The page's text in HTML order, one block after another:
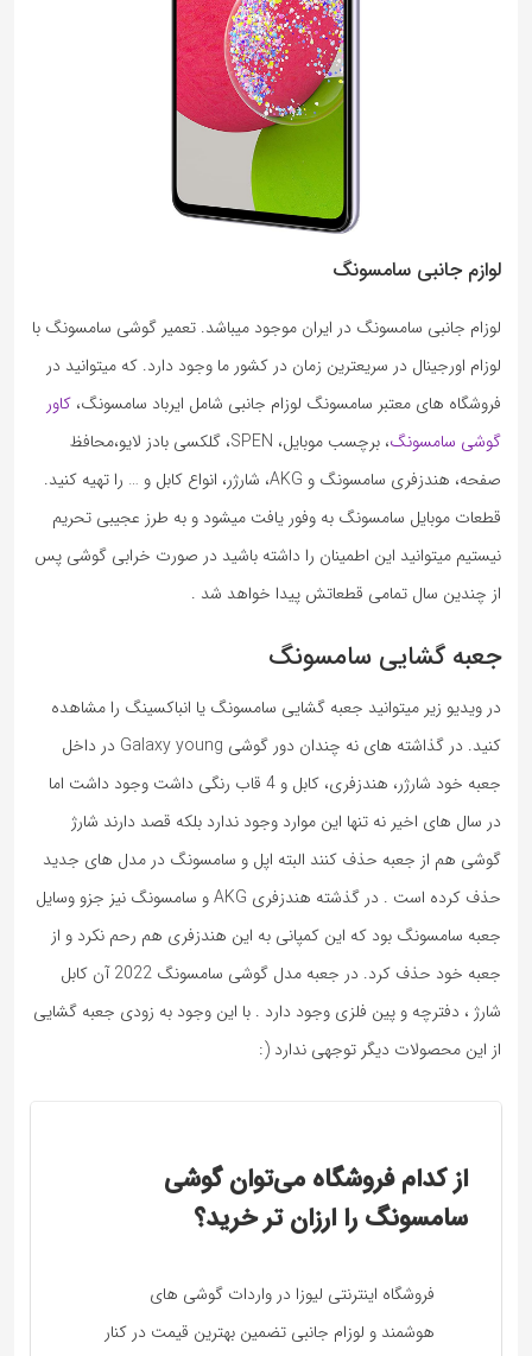
لوازم جانبی سامسونگ
لوزام جانبی سامسونگ در ایران موجود میباشد. تعمیر گوشی سامسونگ با
لوزام اورجینال در سریعترین زمان در کشور ما وجود دارد. که میتوانید در
فروشگاه های معتبر سامسونگ لوزام جانبی شامل ایرباد سامسونگ، کاور
گوشی سامسونگ
، برچسب موبایل، SPEN، گلکسی بادز لایو،محافظ
صفحه، هندزفری سامسونگ و AKG، شارژر، انواع کابل و … را تهیه کنید.
قطعات موبایل سامسونگ به وفور یافت میشود و به طرز عجیبی تحریم
نیستیم میتوانید این اطمینان را داشته باشید در صورت خرابی گوشی پس
از چندین سال تمامی قطعاتش پیدا خواهد شد .
جعبه گشایی سامسونگ
در ویدیو زیر میتوانید جعبه گشایی سامسونگ یا انباکسینگ را مشاهده
کنید. در گذاشته های نه چندان دور گوشی Galaxy young در داخل
جعبه خود شارژر، هندزفری، کابل و 4 قاب رنگی داشت وجود داشت اما
در سال های اخیر نه تنها این موارد وجود ندارد بلکه قصد دارند شارژ
گوشی هم از جعبه حذف کنند البته اپل و سامسونگ در مدل های جدید
حذف کرده است . در گذشته هندزفری AKG و سامسونگ نیز جزو وسایل
جعبه سامسونگ بود که این کمپانی به این هندزفری هم رحم نکرد و از
جعبه خود حذف کرد. در جعبه مدل گوشی سامسونگ 2022 آن کابل
شارژ ، دفترچه و پین فلزی وجود دارد . با این وجود به زودی جعبه گشایی
از این محصولات دیگر توجهی ندارد (:
از کدام فروشگاه می‌توان گوشی
سامسونگ را ارزان تر خرید؟
فروشگاه اینترنتی لیوزا در واردات گوشی های
هوشمند و لوزام جانبی تضمین بهترین قیمت در کنار